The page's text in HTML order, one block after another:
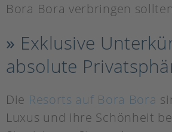
Bora Bora verbringen
» Exklusive
absolute
Die Resorts auf Bora Bora
Luxus und ihre Schönheit